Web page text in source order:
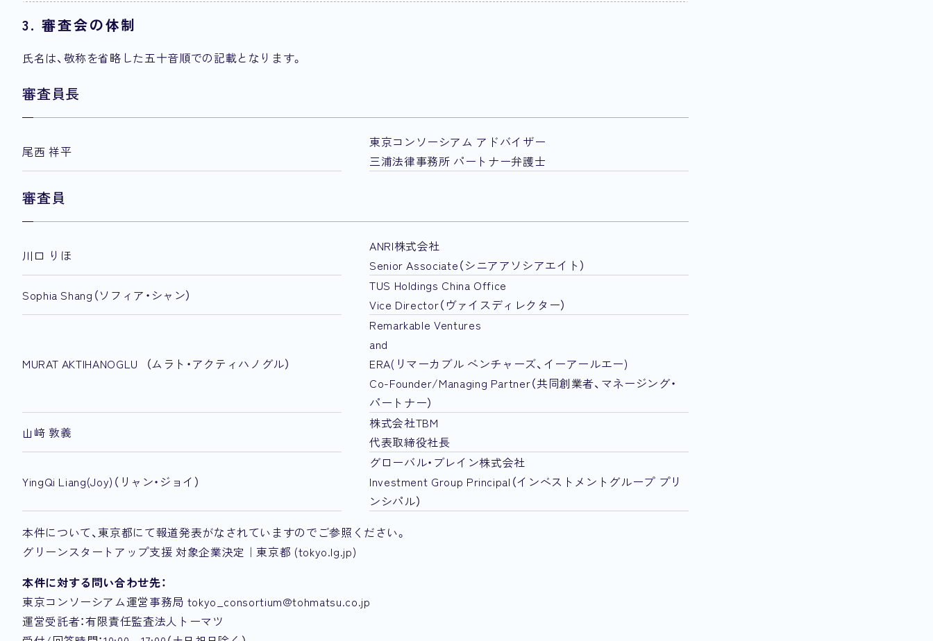
3. 審査会の体制
氏名は、敬称を省略した五十音順での記載となります。
審査員長
尾西 祥平
東京コンソーシアム アドバイザー
三浦法律事務所 パートナー弁護士
審査員
川口 りほ
ANRI株式会社
Senior Associate（シニアアソシアエイト）
Sophia Shang（ソフィア・シャン）
TUS Holdings China Office
Vice Director（ヴァイスディレクター）
MURAT AKTIHANOGLU （ムラト・アクティハノグル）
Remarkable Ventures
and
ERA(リマーカブル ベンチャーズ、イーアールエー)
Co-Founder/Managing Partner（共同創業者、マネージング・
パートナー）
山﨑 敦義
株式会社TBM
代表取締役社長
YingQi Liang(Joy)（リャン・ジョイ）
グローバル・ブレイン株式会社
Investment Group Principal（インベストメントグループ プリ
ンシパル）
本件について、東京都にて報道発表がなされていますのでご参照ください。
グリーンスタートアップ支援 対象企業決定｜東京都 (tokyo.lg.jp)
本件に対する問い合わせ先：
東京コンソーシアム運営事務局 tokyo_consortium@tohmatsu.co.jp
運営受託者：有限責任監査法人トーマツ